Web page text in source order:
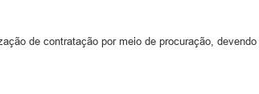
de contratação por meio de procuração,